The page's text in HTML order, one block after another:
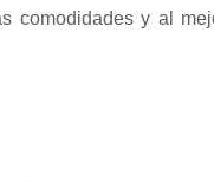
comodidades y al